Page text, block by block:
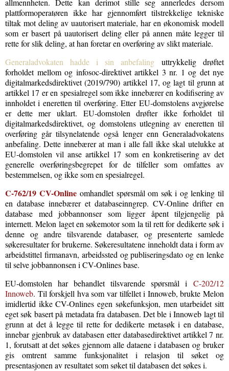
plattformoperatøren ikke har gjennomført tilstrekkelige tekniske
tiltak mot deling av uautorisert materiale, har en økonomisk modell
som er basert på uautorisert deling eller på annen måte legger til
rette for slik deling, at han foretar en overføring av slikt materiale.
Generaladvokaten hadde i sin anbefaling uttrykkelig drøftet
forholdet mellom og infosoc-direktivet artikkel 3 nr. 1 og det nye
digitalmarkedsdirektivet (2019/790) artikkel 17, og lagt til grunn at
artikkel 17 er en spesialregel som ikke innebærer en kodifisering av
innholdet i eneretten til overføring. Etter EU-domstolens avgjørelse
er dette mer uklart. EU-domstolen drøfter ikke forholdet til
digitalmarkedsdirektivet, og domstolens utlegning av eneretten til
overføring går tilsynelatende også lenger enn Generaladvokatens
anbefaling. Dette innebærer at man i alle fall ikke skal utelukke at
EU-domstolen vil anse artikkel 17 som en konkretisering av det
generelle overføringsbegrepet for de tilfeller som omfattes av
bestemmelsen, og ikke som en spesialregel.
C‑762/19 CV-Onlineomhandlet spørsmål om søk i og lenking til
en database innebærer et databaseinngrep. CV-Online drifter en
database med jobbannonser som ligger åpent tilgjengelig på
internett. Melon laget en søkemotor som la til rett for dedikerte søk i
denne og andre tilsvarende databaser, og presenterte samlede
søkeresultater for brukerne. Søkeresultatene inneholdt data i form av
arbeidstittel firmanavn, arbeidssted og publiseringsdato og en lenke
til selve jobbannonsen i CV-Onlines base.
EU-domstolen har behandlet tilsvarende spørsmål i C‑202/12
Innoweb. Til forskjell hva som var tilfellet i Innoweb, brukte Melon
imidlertid ikke CV-Onlines egen søkefunksjon, men utarbeidet sitt
eget søk basert på metadata fra databasen. Det ble i Innoweb lagt til
grunn at det å legge til rette for dedikerte metasøk i en database,
innebar gjenbruk av databasen etter databasedirektivet artikkel 7 nr.
1, forutsatt at det søkes gjennom alle dataene i databasen og bruker
gis omtrent samme funksjonalitet i relasjon til søket og
presentasjonen av resultatet som søket til databasen det søkes i.